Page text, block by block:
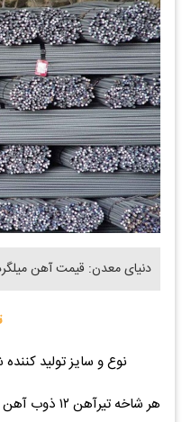
دنیای معدن: قیمت آهن میلگرد 1404/07/
نوع و سایز تولید